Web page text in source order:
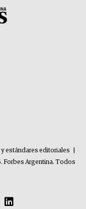
y estándares editoriales
Forbes Argentina. Todos